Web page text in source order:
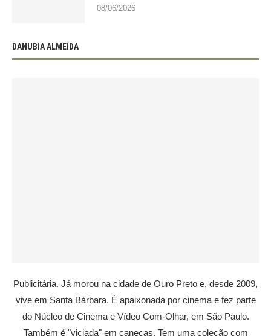
08/06/2026
DANUBIA ALMEIDA
Publicitária. Já morou na cidade de Ouro Preto e, desde 2009,
vive em Santa Bárbara. É apaixonada por cinema e fez parte
do Núcleo de Cinema e Vídeo Com-Olhar, em São Paulo.
Também é "viciada" em canecas. Tem uma coleção com